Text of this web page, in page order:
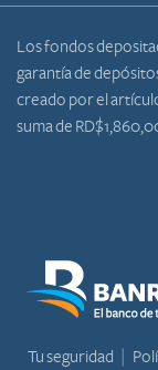
Los fondos
garantía de
creado por el
suma de
Tu seguridad